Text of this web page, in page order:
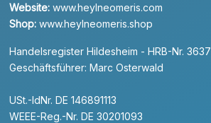
Website: www.heylneomeris.com
Shop: www.heylneomeris.shop
Handelsregister Hildesheim - HRB-Nr. 3637
Geschäftsführer: Marc Osterwald
USt.-IdNr. DE 146891113
WEEE-Reg.-Nr. DE 30201093